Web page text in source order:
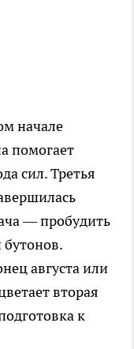
начале
помогает
сил. Третья
— пробудить
бутонов.
августа или
вторая
к